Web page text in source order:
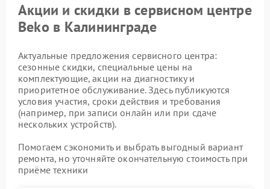
Акции и скидки в сервисном центре
Beko в Калининграде
Актуальные предложения сервисного центра:
сезонные скидки, специальные цены на
комплектующие, акции на диагностику и
приоритетное обслуживание. Здесь публикуются
условия участия, сроки действия и требования
(например, при записи онлайн или при сдаче
нескольких устройств).
Помогаем сэкономить и выбрать выгодный вариант
ремонта, но уточняйте окончательную стоимость при
приёме техники